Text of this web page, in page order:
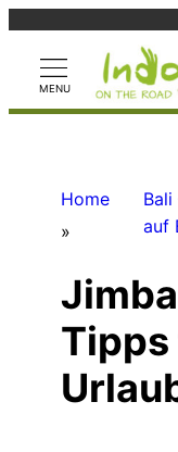
springen
Home
»
auf